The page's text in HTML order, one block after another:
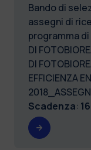
Bando di
assegni di
programma
DI
DI
EFFICIENZA
Scadenza: